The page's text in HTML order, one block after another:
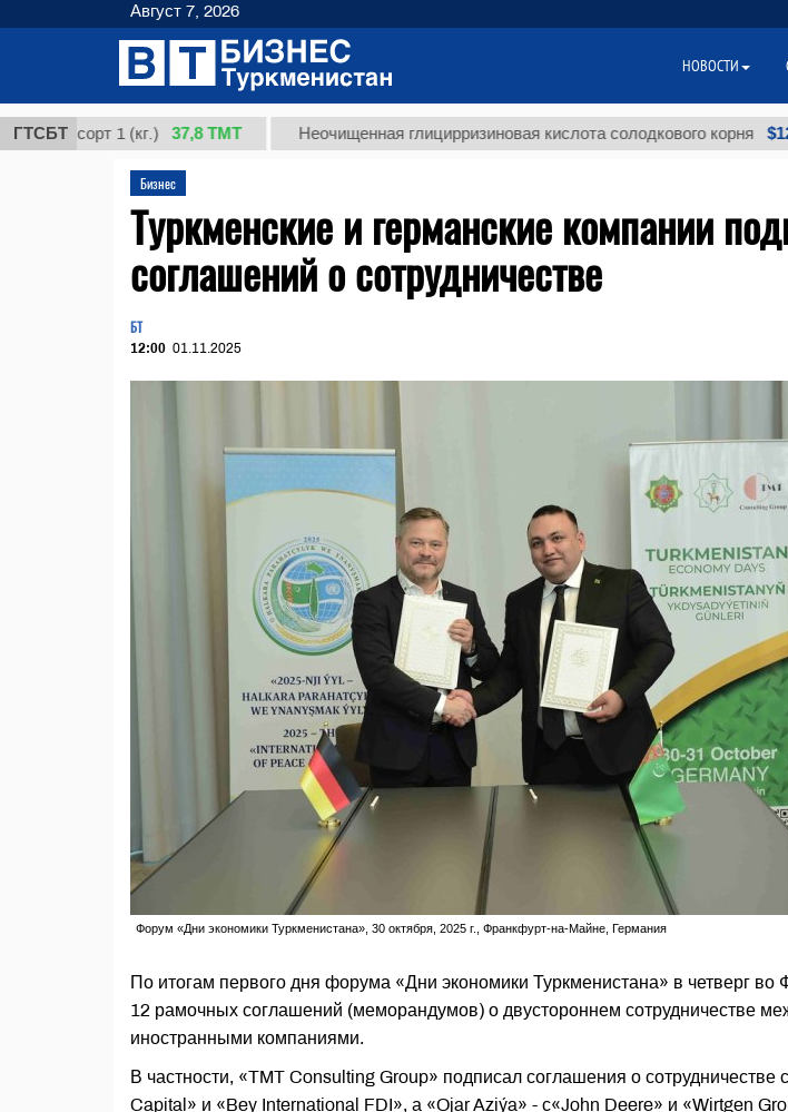
ГТСБТ
1 (кг.) 37,8 ТМТ Неочищенная глицирризиновая кислота солодкового корня $12935,18
Бизнес
Туркменские и германские компании
соглашений о сотрудничестве
БТ
12:00 01.11.2025
Форум «Дни экономики Туркменистана», 30 октября, 2025 г., Франкфурт-на-Майне, Германия
По итогам первого дня форума «Дни экономики Туркменистана» в четверг
12 рамочных соглашений (меморандумов) о двустороннем сотрудничестве
иностранными компаниями.
В частности, «TMT Consulting Group» подписал соглашения о сотрудничестве
Capital» и «Bey International FDI», а «Ojar Aziýa» - с«John Deere» и «Wirtgen
Август 7, 2026
НОВОСТИ